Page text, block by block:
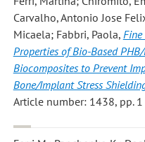
Carvalho, Antonio Jose
Micaela; Fabbri, Paola,
Properties of Bio-Based
Biocomposites to Prevent
Bone/Implant Stress
Article number: 1438, pp.